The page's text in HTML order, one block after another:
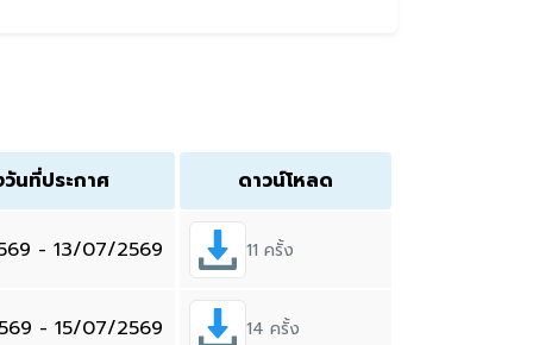
นที่ประกาศ ดาวน์โหลด
- 13/07/2569 11 ครั้ง
- 15/07/2569 14 ครั้ง